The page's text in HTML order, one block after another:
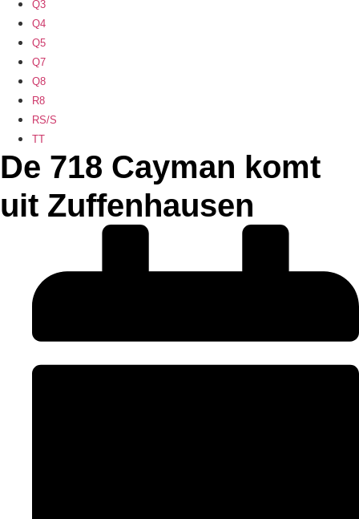
Q3
Q4
Q5
Q7
Q8
R8
RS/S
TT
De 718 Cayman komt
uit Zuffenhausen